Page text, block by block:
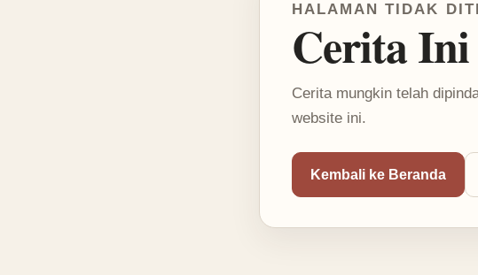
HALAMAN TIDAK
Cerita
Cerita mungkin telah
website ini.
Kembali ke Beranda